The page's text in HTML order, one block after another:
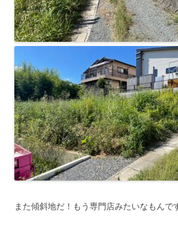
また傾斜地だ！もう専門店みたいなもんで